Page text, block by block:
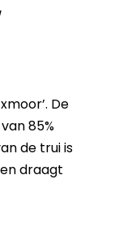
De
85%
de trui is
draagt